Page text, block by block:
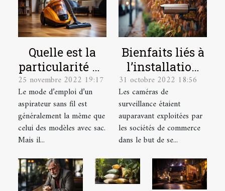
Quelle est la
particularité du
mode d’emploi
d’un aspirateur
sans sacs ?
25 novembre 2022 19:17
Le mode d’emploi d’un
aspirateur sans fil est
généralement la même que
celui des modèles avec sac.
Mais il...
Bienfaits liés à
l’installation
d’une caméra
de surveillance
chez soi
31 octobre 2022 18:56
Les caméras de
surveillance étaient
auparavant exploitées par
les sociétés de commerce
dans le but de se...